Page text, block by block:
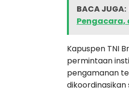
BACA JUGA:
Pengacara,
Kapuspen TNI
permintaan
pengamanan